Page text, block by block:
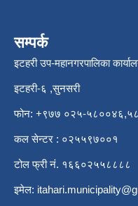
सम्पर्क
इटहरी उप-महानगरपालिका
इटहरी-६ ,सुनसरी
फोन: +९७७ ०२५-
कल सेन्टर : ०२५५९७००१
टोल फ्री नं. १६६०२५५८८८८
इमेल: